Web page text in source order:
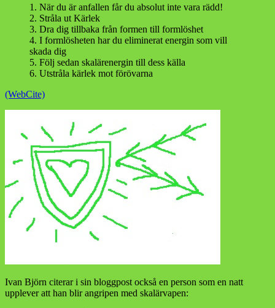
1. När du är anfallen får du absolut inte vara rädd!
2. Stråla ut Kärlek
3. Dra dig tillbaka från formen till formlöshet
4. I formlösheten har du eliminerat energin som vill
skada dig
5. Följ sedan skalärenergin till dess källa
6. Utstråla kärlek mot förövarna
(WebCite)
Ivan Björn citerar i sin bloggpost också en person som en natt
upplever att han blir angripen med skalärvapen: